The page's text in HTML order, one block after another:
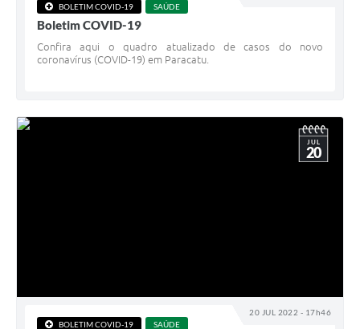
BOLETIM COVID-19 SAÚDE
Boletim COVID-19
Confira aqui o quadro atualizado de casos do novo
coronavírus (COVID-19) em Paracatu.
20 JUL 2022 - 17h46
JUL
20
BOLETIM COVID-19 SAÚDE